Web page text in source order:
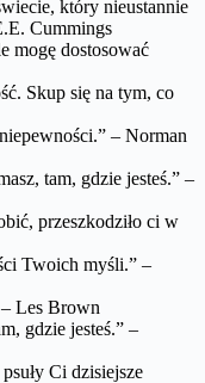
który nieustannie
Cummings
mogę dostosować
Skup się na tym, co
– Norman
tam, gdzie jesteś.” –
przeszkodziło ci w
Twoich myśli.” –
Les Brown
gdzie jesteś.” –
Ci dzisiejsze